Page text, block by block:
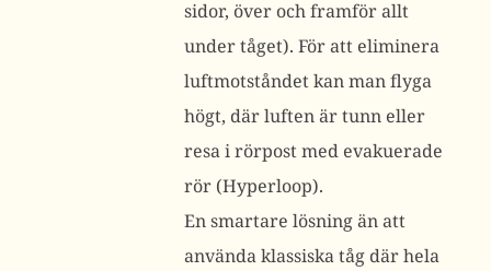
sidor, över och framför allt
under tåget). För att eliminera
luftmotståndet kan man flyga
högt, där luften är tunn eller
resa i rörpost med evakuerade
rör (Hyperloop).
En smartare lösning än att
använda klassiska tåg där hela